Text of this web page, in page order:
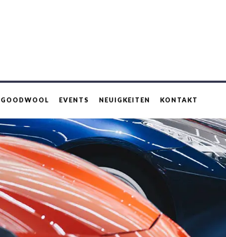
GOODWOOL EVENTS NEUIGKEITEN KONTAKT